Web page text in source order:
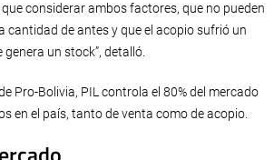
considerar ambos factores, que no pueden
cantidad de antes y que el acopio sufrió un
un stock”, detalló.
Pro-Bolivia, PIL controla el 80% del mercado
en el país, tanto de venta como de acopio.